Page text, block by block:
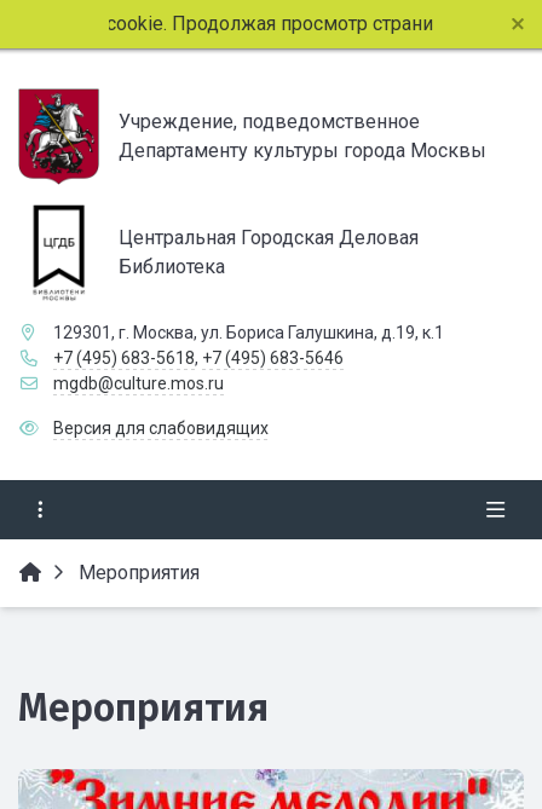
cookie. Продолжая просмотр страниц сайта, вы
Учреждение, подведомственное
Департаменту культуры города Москвы
Центральная Городская Деловая
Библиотека
129301, г. Москва, ул. Бориса Галушкина, д.19, к.1
+7 (495) 683-5618, +7 (495) 683-5646
mgdb@culture.mos.ru
Версия для слабовидящих
Мероприятия
Мероприятия